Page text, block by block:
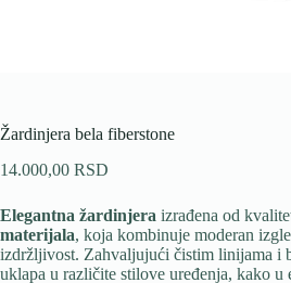
Žardinjera bela fiberstone
14.000,00 RSD
Elegantna žardinjera izrađena od
materijala, koja kombinuje moderan
izdržljivost. Zahvaljujući čistim linijama i
uklapa u različite stilove uređenja, kako u